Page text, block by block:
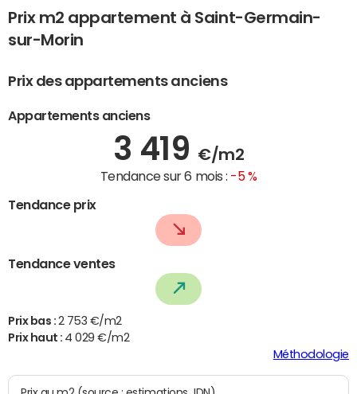
Prix m2 appartement à Saint-Germain-
sur-Morin
Prix des appartements anciens
Appartements anciens
3 419 €/m2
Tendance sur 6 mois : -5 %
Tendance prix
Tendance ventes
Prix bas : 2 753 €/m2
Prix haut : 4 029 €/m2
Méthodologie